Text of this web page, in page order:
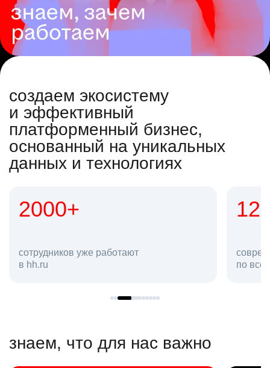
создаем экосистему
и эффективный
платформенный бизнес,
основанный на уникальных
данных и технологиях
2000+
сотрудников уже работают
в hh.ru
12
по
знаем, что для нас важно